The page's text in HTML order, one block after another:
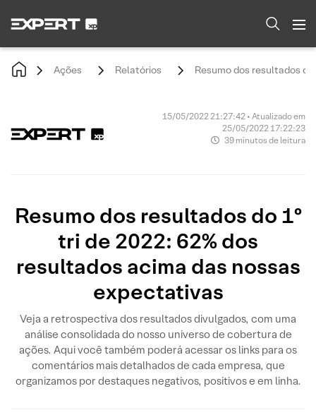
Ações Relatórios Resumo dos resultados
15/05/2022 21:27:42 • Atualizado em
25/05/2022 17:22:23
39 minutos de leitura
Resumo dos resultados do 1º
tri de 2022: 62% dos
resultados acima das nossas
expectativas
Veja a retrospectiva dos resultados divulgados, com uma
análise consolidada do nosso universo de cobertura de
ações. Aqui você também poderá acessar os links para os
comentários mais detalhados de cada empresa, que
organizamos por destaques negativos, positivos e em linha.